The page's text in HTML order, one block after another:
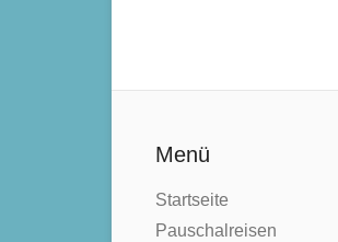
Menü
Startseite
Pauschalreisen